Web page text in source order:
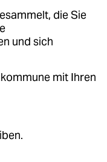
die Sie
und sich
mit Ihren